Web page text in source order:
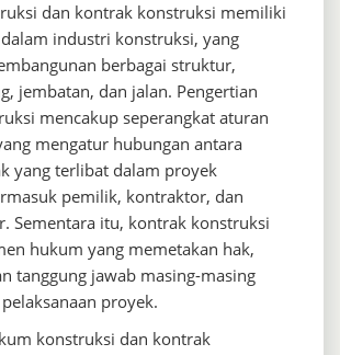
dan kontrak konstruksi memiliki
industri konstruksi, yang
berbagai struktur,
jembatan, dan jalan. Pengertian
mencakup seperangkat aturan
mengatur hubungan antara
yang terlibat dalam proyek
pemilik, kontraktor, dan
Sementara itu, kontrak konstruksi
hukum yang memetakan hak,
tanggung jawab masing-masing
proyek.
konstruksi dan kontrak